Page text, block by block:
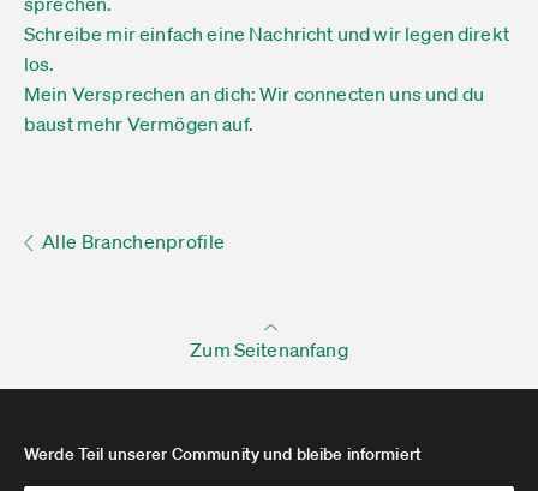
Schreibe mir einfach eine Nachricht und wir legen direkt
los.
Mein Versprechen an dich: Wir connecten uns und du
baust mehr Vermögen auf.
Alle Branchenprofile
Zum Seitenanfang
Werde Teil unserer Community und bleibe informiert